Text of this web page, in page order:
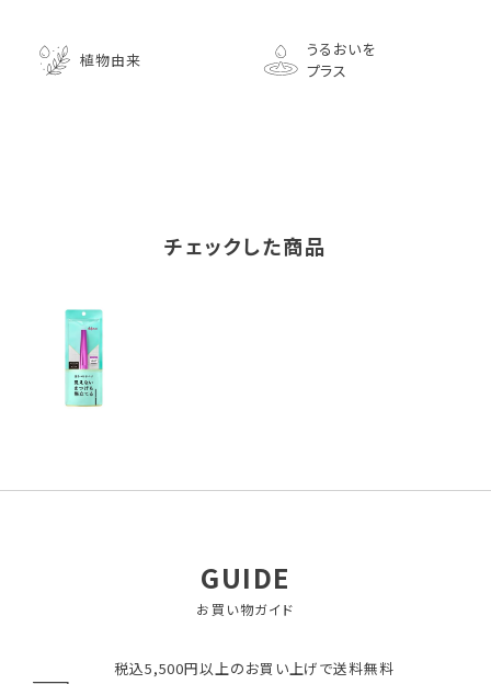
植物由来
うるおいを
プラス
チェックした商品
GUIDE
お買い物ガイド
税込5,500円以上のお買い上げで送料無料